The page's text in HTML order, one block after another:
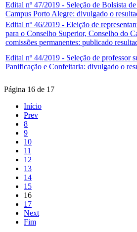
Edital nº 47/2019 - Seleção de Bolsista
Campus Porto Alegre: divulgado o
Edital nº 46/2019 - Eleição de
para o Conselho Superior, Conselho do
comissões permanentes: publicado
Edital nº 44/2019 - Seleção de professor
Panificação e Confeitaria: divulgado o
Página 16 de 17
Início
Prev
8
9
10
11
12
13
14
15
16
17
Next
Fim